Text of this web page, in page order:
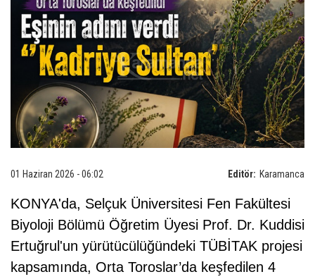
Editör: Karamanca
01 Haziran 2026 - 06:02
KONYA'da, Selçuk Üniversitesi Fen Fakültesi
Biyoloji Bölümü Öğretim Üyesi Prof. Dr. Kuddisi
Ertuğrul'un yürütücülüğündeki TÜBİTAK projesi
kapsamında, Orta Toroslar’da keşfedilen 4